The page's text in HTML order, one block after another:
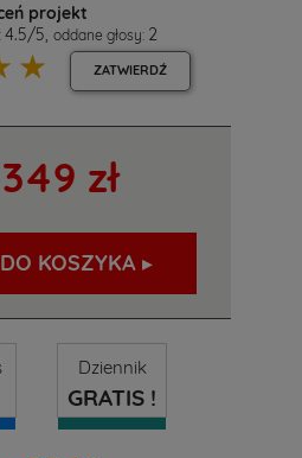
projekt
4.5/5 oddane głosy: 2
☆ ZATWIERDŹ
zł
KOSZYKA ▸
Dziennik
GRATIS !